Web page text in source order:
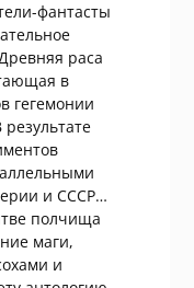
фантасты
раса
в
гегемонии
и СССР…
полчища
маги,
и